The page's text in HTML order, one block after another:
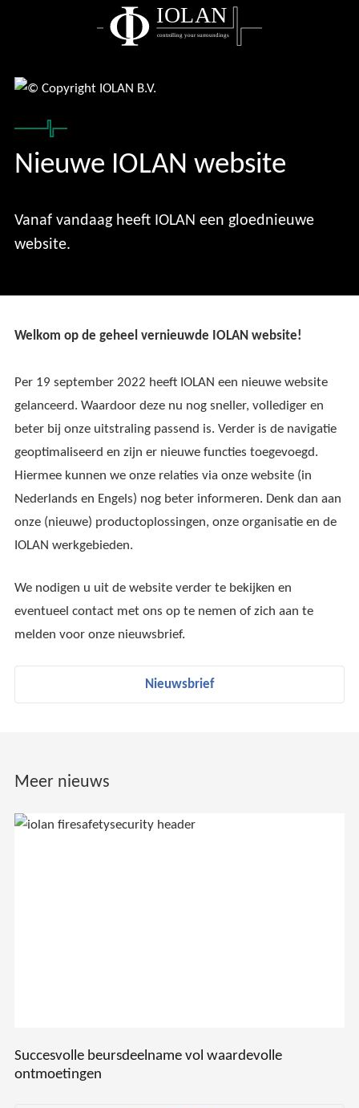
IOLAN
controlling your surroundings
Nieuwe IOLAN website
Vanaf vandaag heeft IOLAN een gloednieuwe
website.
Welkom op de geheel vernieuwde IOLAN website!
Per 19 september 2022 heeft IOLAN een nieuwe website
gelanceerd. Waardoor deze nu nog sneller, vollediger en
beter bij onze uitstraling passend is. Verder is de navigatie
geoptimaliseerd en zijn er nieuwe functies toegevoegd.
Hiermee kunnen we onze relaties via onze website (in
Nederlands en Engels) nog beter informeren. Denk dan aan
onze (nieuwe) productoplossingen, onze organisatie en de
IOLAN werkgebieden.
We nodigen u uit de website verder te bekijken en
eventueel contact met ons op te nemen of zich aan te
melden voor onze nieuwsbrief.
Nieuwsbrief
Meer nieuws
Succesvolle beursdeelname vol waardevolle
ontmoetingen